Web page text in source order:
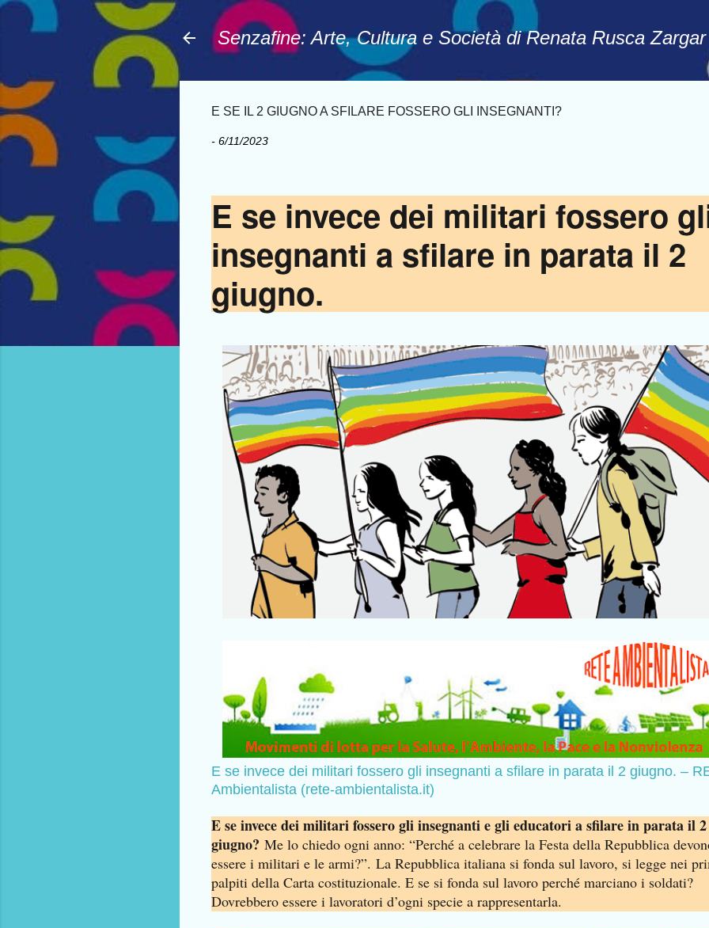
Senzafine: Arte, Cultura e Società di Renata Rusca Zargar
E SE IL 2 GIUGNO A SFILARE FOSSERO GLI INSEGNANTI?
- 6/11/2023
E se invece dei militari fossero
insegnanti a sfilare in parata il 2
giugno.
E se invece dei militari fossero gli insegnanti a sfilare in parata il 2 giugno. –
Ambientalista (rete-ambientalista.it)
E se invece dei militari fossero gli insegnanti e gli educatori a sfilare in parata il 2
giugno? Me lo chiedo ogni anno: “Perché a celebrare la Festa della Repubblica
essere i militari e le armi?”. La Repubblica italiana si fonda sul lavoro, si legge nei
palpiti della Carta costituzionale. E se si fonda sul lavoro perché marciano i soldati?
Dovrebbero essere i lavoratori d’ogni specie a rappresentarla.